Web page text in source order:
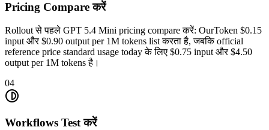
Pricing Compare करें
Rollout से पहले GPT 5.4 Mini pricing compare करें: OurToken $0.15
input और $0.90 output per 1M tokens list करता है, जबकि official
reference price standard usage today के लिए $0.75 input और $4.50
output per 1M tokens है।
04
Workflows Test करें